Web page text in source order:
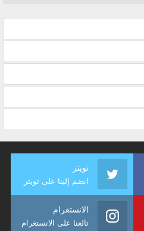
تويتر
انضم إلينا على تويتر
الانستغرام
تالعنا على الانستغرام